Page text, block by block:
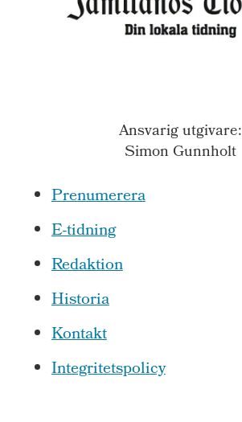
Ansvarig utgivare:
Simon Gunnholt
Prenumerera
E-tidning
Redaktion
Historia
Kontakt
Integritetspolicy